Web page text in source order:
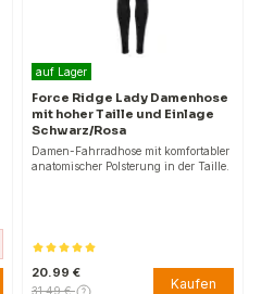
auf Lager
Force Ridge Lady Damenhose
mit hoher Taille und Einlage
Schwarz/Rosa
Damen-Fahrradhose mit komfortabler
anatomischer Polsterung in der Taille.
20.99 €
31.49 € Kaufen